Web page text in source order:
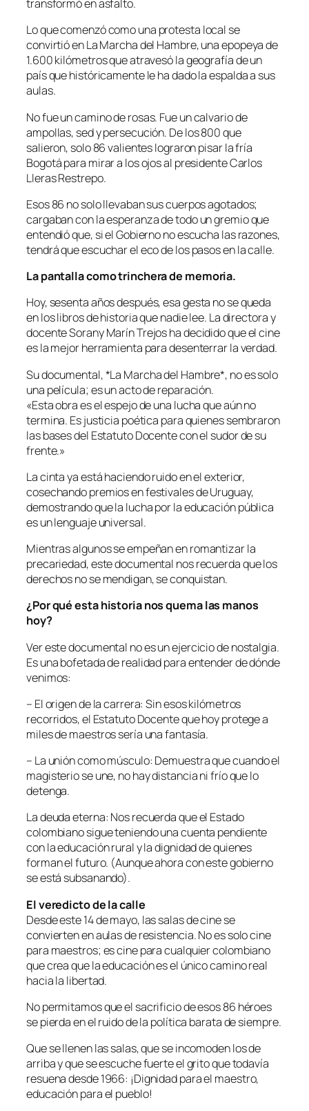
transformó en asfalto.
Lo que comenzó como una protesta local se
convirtió en La Marcha del Hambre, una epopeya de
1.600 kilómetros que atravesó la geografía de un
país que históricamente le ha dado la espalda a sus
aulas.
No fue un camino de rosas. Fue un calvario de
ampollas, sed y persecución. De los 800 que
salieron, solo 86 valientes lograron pisar la fría
Bogotá para mirar a los ojos al presidente Carlos
Lleras Restrepo.
Esos 86 no solo llevaban sus cuerpos agotados;
cargaban con la esperanza de todo un gremio que
entendió que, si el Gobierno no escucha las razones,
tendrá que escuchar el eco de los pasos en la calle.
La pantalla como trinchera de memoria.
Hoy, sesenta años después, esa gesta no se queda
en los libros de historia que nadie lee. La directora y
docente Sorany Marín Trejos ha decidido que el cine
es la mejor herramienta para desenterrar la verdad.
Su documental, *La Marcha del Hambre*, no es solo
una película; es un acto de reparación.
«Esta obra es el espejo de una lucha que aún no
termina. Es justicia poética para quienes sembraron
las bases del Estatuto Docente con el sudor de su
frente.»
La cinta ya está haciendo ruido en el exterior,
cosechando premios en festivales de Uruguay,
demostrando que la lucha por la educación pública
es un lenguaje universal.
Mientras algunos se empeñan en romantizar la
precariedad, este documental nos recuerda que los
derechos no se mendigan, se conquistan.
¿Por qué esta historia nos quema las manos
hoy?
Ver este documental no es un ejercicio de nostalgia.
Es una bofetada de realidad para entender de dónde
venimos:
– El origen de la carrera: Sin esos kilómetros
recorridos, el Estatuto Docente que hoy protege a
miles de maestros sería una fantasía.
– La unión como músculo: Demuestra que cuando el
magisterio se une, no hay distancia ni frío que lo
detenga.
La deuda eterna: Nos recuerda que el Estado
colombiano sigue teniendo una cuenta pendiente
con la educación rural y la dignidad de quienes
forman el futuro. (Aunque ahora con este gobierno
se está subsanando).
El veredicto de la calle
Desde este 14 de mayo, las salas de cine se
convierten en aulas de resistencia. No es solo cine
para maestros; es cine para cualquier colombiano
que crea que la educación es el único camino real
hacia la libertad.
No permitamos que el sacrificio de esos 86 héroes
se pierda en el ruido de la política barata de siempre.
Que se llenen las salas, que se incomoden los de
arriba y que se escuche fuerte el grito que todavía
resuena desde 1966: ¡Dignidad para el maestro,
educación para el pueblo!